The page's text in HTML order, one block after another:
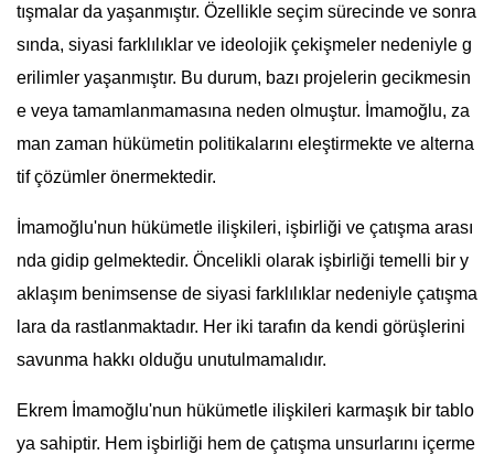
tışmalar da yaşanmıştır. Özellikle seçim sürecinde ve sonra
sında, siyasi farklılıklar ve ideolojik çekişmeler nedeniyle g
erilimler yaşanmıştır. Bu durum, bazı projelerin gecikmesin
e veya tamamlanmamasına neden olmuştur. İmamoğlu, za
man zaman hükümetin politikalarını eleştirmekte ve alterna
tif çözümler önermektedir.
İmamoğlu'nun hükümetle ilişkileri, işbirliği ve çatışma arası
nda gidip gelmektedir. Öncelikli olarak işbirliği temelli bir y
aklaşım benimsense de siyasi farklılıklar nedeniyle çatışma
lara da rastlanmaktadır. Her iki tarafın da kendi görüşlerini
savunma hakkı olduğu unutulmamalıdır.
Ekrem İmamoğlu'nun hükümetle ilişkileri karmaşık bir tablo
ya sahiptir. Hem işbirliği hem de çatışma unsurlarını içerme